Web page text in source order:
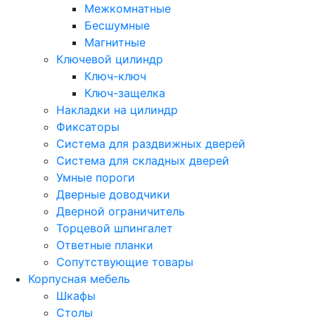
Межкомнатные
Бесшумные
Магнитные
Ключевой цилиндр
Ключ-ключ
Ключ-защелка
Накладки на цилиндр
Фиксаторы
Система для раздвижных дверей
Система для складных дверей
Умные пороги
Дверные доводчики
Дверной ограничитель
Торцевой шпингалет
Ответные планки
Сопутствующие товары
Корпусная мебель
Шкафы
Столы